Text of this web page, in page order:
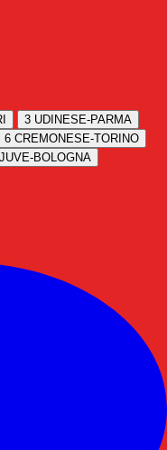
3 UDINESE-PARMA
6 CREMONESE-TORINO
JUVE-BOLOGNA